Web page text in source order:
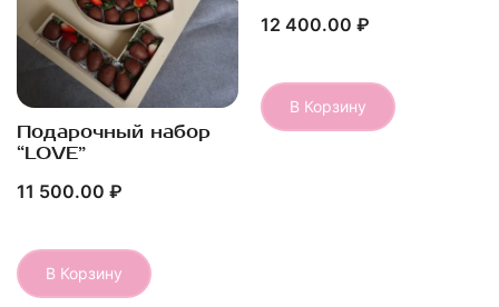
Быстрый Просмотр
Подарочный набор
“LOVE”
11 500.00 ₽
В Корзину
12 400.00 ₽
В Корзину